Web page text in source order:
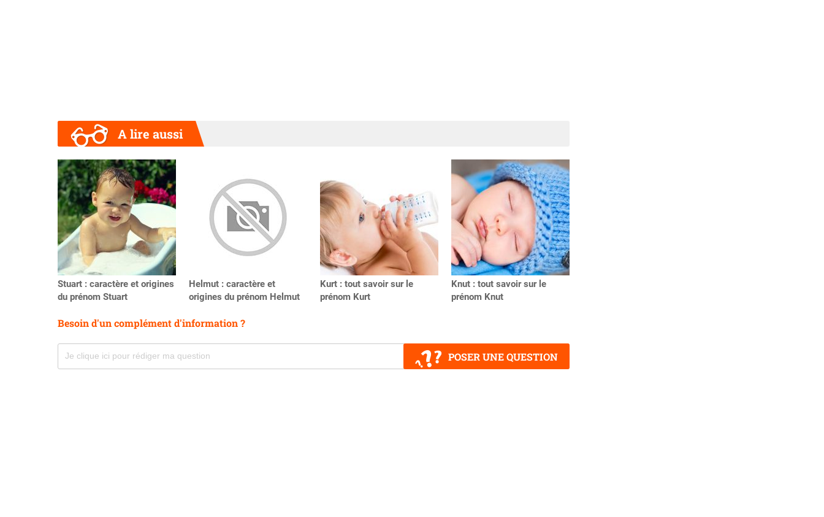
A lire aussi
Stuart : caractère et origines
du prénom Stuart
Helmut : caractère et
origines du prénom Helmut
Kurt : tout savoir sur le
prénom Kurt
Knut : tout savoir sur le
prénom Knut
Précédent
Besoin d'un complément d'information ?
POSER UNE QUESTION